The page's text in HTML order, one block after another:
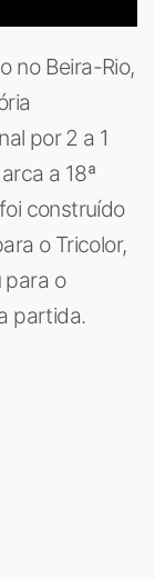
no Beira-Rio,
por 2 a 1
a 18ª
construído
o Tricolor,
para o
partida.